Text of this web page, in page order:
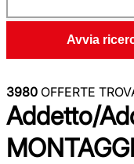
Avvia
3980 OFFERTE
Addetto/